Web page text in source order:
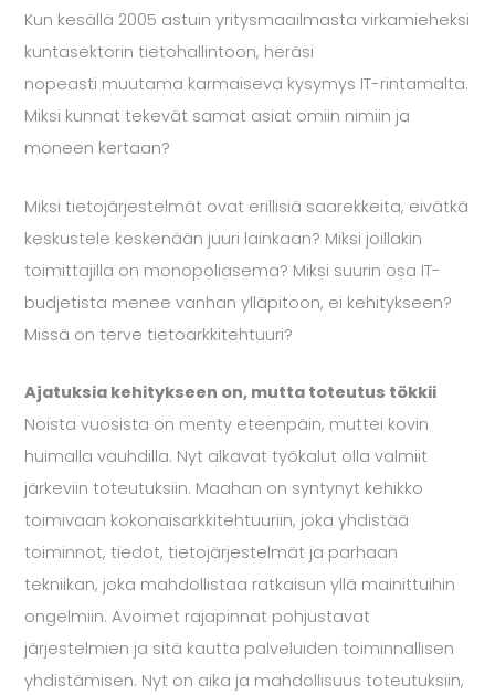
Kun kesällä 2005 astuin yritysmaailmasta virkamieheksi
kuntasektorin tietohallintoon, heräsi
nopeasti muutama karmaiseva kysymys IT-rintamalta.
Miksi kunnat tekevät samat asiat omiin nimiin ja
moneen kertaan?
Miksi tietojärjestelmät ovat erillisiä saarekkeita, eivätkä
keskustele keskenään juuri lainkaan? Miksi joillakin
toimittajilla on monopoliasema? Miksi suurin osa IT-
budjetista menee vanhan ylläpitoon, ei kehitykseen?
Missä on terve tietoarkkitehtuuri?
Ajatuksia kehitykseen on, mutta toteutus tökkii
Noista vuosista on menty eteenpäin, muttei kovin
huimalla vauhdilla. Nyt alkavat työkalut olla valmiit
järkeviin toteutuksiin. Maahan on syntynyt kehikko
toimivaan kokonaisarkkitehtuuriin, joka yhdistää
toiminnot, tiedot, tietojärjestelmät ja parhaan
tekniikan, joka mahdollistaa ratkaisun yllä mainittuihin
ongelmiin. Avoimet rajapinnat pohjustavat
järjestelmien ja sitä kautta palveluiden toiminnallisen
yhdistämisen. Nyt on aika ja mahdollisuus toteutuksiin,